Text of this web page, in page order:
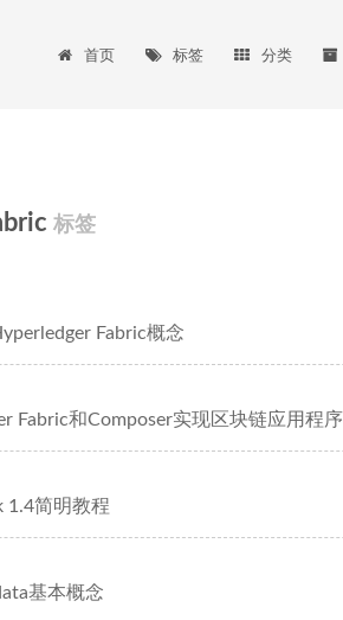
首页 标签 分类
标签
Fabric概念
Fabric和Composer实现区块链应用程序
1.4简明教程
基本概念